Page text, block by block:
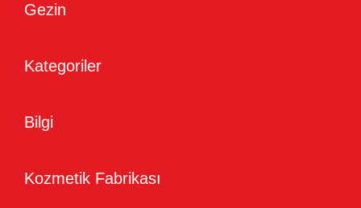
Gezin
Kategoriler
Bilgi
Kozmetik Fabrikası